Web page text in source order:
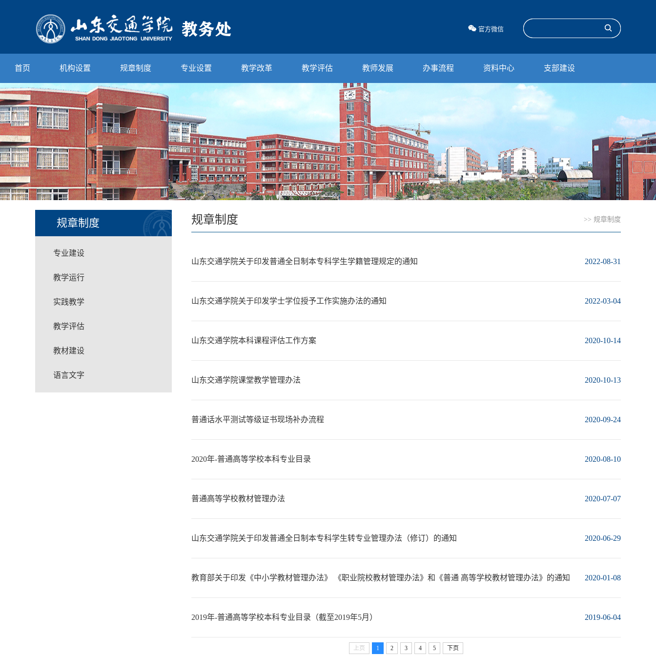
官方微信
首页 机构设置 规章制度 专业设置 教学改革 教学评估 教师发展 办事流程 资料中心 支部建设
规章制度
专业建设
教学运行
实践教学
教学评估
教材建设
语言文字
规章制度 >> 规章制度
山东交通学院关于印发普通全日制本专科学生学籍管理规定的通知 2022-08-31
山东交通学院关于印发学士学位授予工作实施办法的通知 2022-03-04
山东交通学院本科课程评估工作方案 2020-10-14
山东交通学院课堂教学管理办法 2020-10-13
普通话水平测试等级证书现场补办流程 2020-09-24
2020年-普通高等学校本科专业目录 2020-08-10
普通高等学校教材管理办法 2020-07-07
山东交通学院关于印发普通全日制本专科学生转专业管理办法（修订）的通知 2020-06-29
教育部关于印发《中小学教材管理办法》 《职业院校教材管理办法》和《普通 高等学校教材管理办法》的通知 2020-01-08
2019年-普通高等学校本科专业目录（截至2019年5月） 2019-06-04
上页 1 2 3 4 5 下页